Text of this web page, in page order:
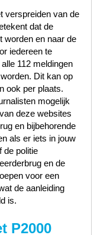
verspreiden van de
dat de
worden en naar de
iedereen te
112 meldingen
Dit kan op
ook per plaats.
mogelijk
deze websites
en bijbehorende
als er iets in jouw
de politie
en de
voor een
de aanleiding
is.
P2000